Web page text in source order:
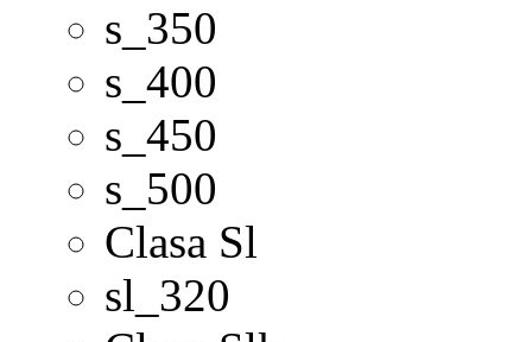
s_350
s_400
s_450
s_500
Clasa Sl
sl_320